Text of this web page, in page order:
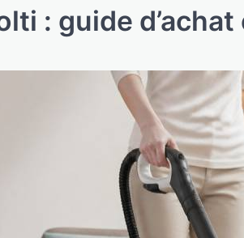
: guide